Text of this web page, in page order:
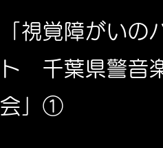
「視覚障がいの
ト 千葉県警音
会」①